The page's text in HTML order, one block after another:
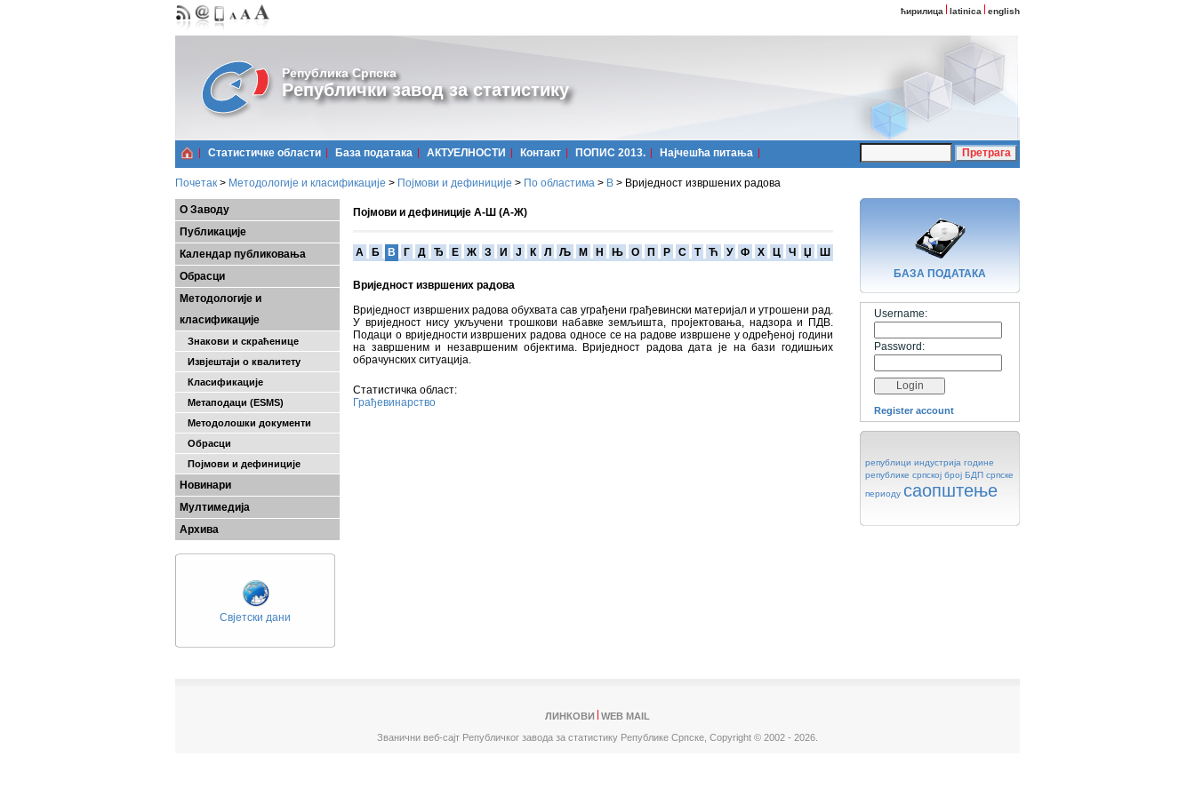
ћирилица latinica english
Република Српска
Републички завод за статистику
Статистичке области Базa података АКТУЕЛНОСТИ Контакт ПОПИС 2013. Најчешћa питања
Почетак > Методологије и класификације > Појмови и дефиниције > По областима > В > Вриједност извршених радова
О Заводу
Публикације
Календар публиковања
Обрасци
Методологије и
класификације
Знакови и скраћенице
Извјештаји о квалитету
Класификације
Метаподаци (ESMS)
Методолошки документи
Обрасци
Појмови и дефиниције
Новинари
Мултимедија
Архива
Свјетски дани
Појмови и дефиниције А-Ш (А-Ж)
A Б В Г Д Ђ Е Ж З И Ј К Л Љ М Н Њ О П Р С Т Ћ У Ф Х Ц Ч Џ Ш
Вриједност извршених радова
Вриједност извршених радова обухвата сав уграђени грађевински материјал и утрошени рад.
У вриједност нису укључени трошкови набавке земљишта, пројектовања, надзора и ПДВ.
Подаци о вриједности извршених радова односе се на радове извршене у одређеној години
на завршеним и незавршеним објектима. Вриједност радова дата је на бази годишњих
обрачунских ситуација.
Статистичка област:
Грађевинарство
БАЗA ПОДАТАКА
Username:
Password:
Register account
републици индустрија године
републике српској број БДП српске
периоду саопштење
ЛИНКОВИ
WEB MAIL
Званични веб-сајт Републичког завода за статистику Републике Српске, Copyright © 2002 - 2026.